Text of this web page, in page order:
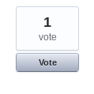
1
vote
Vote